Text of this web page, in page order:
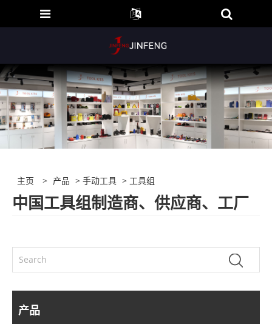
主页 > 产品 >手动工具 > 工具组
中国工具组制造商、供应商、工厂
产品